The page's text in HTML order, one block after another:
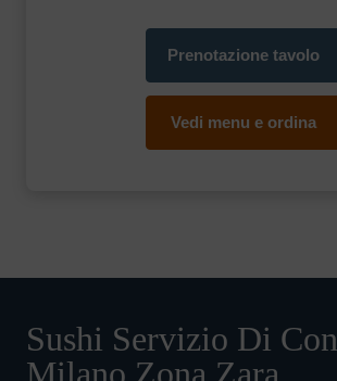
Prenotazione tavolo
Vedi menu e ordina
Sushi Servizio Di